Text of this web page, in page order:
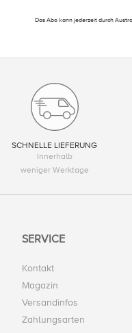
Das Abo kann jederzeit durch
SCHNELLE LIEFERUNG
Innerhalb
weniger Werktage
SERVICE
Kontakt
Magazin
Versandinfos
Zahlungsarten